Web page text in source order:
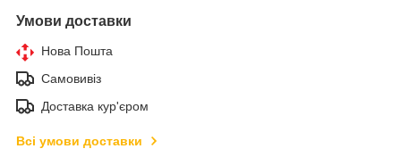
Умови доставки
Нова Пошта
Самовивіз
Доставка кур'єром
Всі умови доставки